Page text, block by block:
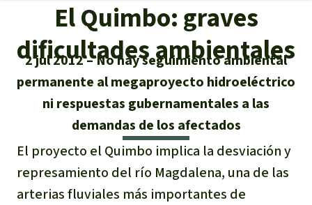
Peticiones
Proyectos
Informaciones
Informaciones
Éxitos y Noticias
Salva la Selva
Salva la Selva
Tu donación ayuda
Donación general
Urgen donaciones
Certificados de donación
Preguntas y Respuestas
El Quimbo: graves
dificultades ambientales
2 jul 2012
No hay seguimiento ambiental
permanente al megaproyecto hidroeléctrico
ni respuestas gubernamentales a las
demandas de los afectados
El proyecto el Quimbo implica la desviación y
represamiento del río Magdalena, una de las
arterias fluviales más importantes de